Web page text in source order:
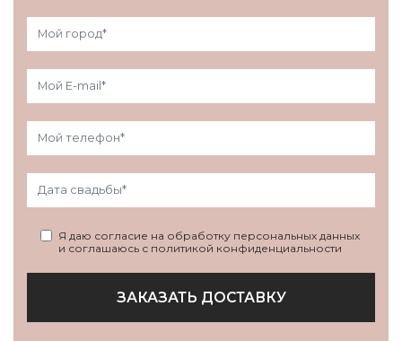
Я даю согласие на обработку персональных данных
и соглашаюсь с политикой конфиденциальности
ЗАКАЗАТЬ ДОСТАВКУ